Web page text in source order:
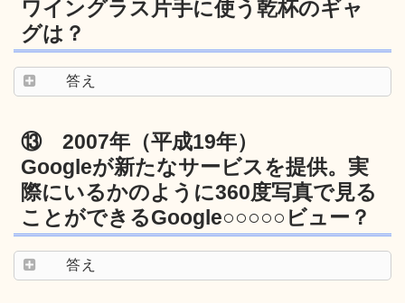
ワイングラス片手に使う乾杯のギャ
グは？
答え
⑬ 2007年（平成19年）
Googleが新たなサービスを提供。実
際にいるかのように360度写真で見る
ことができるGoogle○○○○○ビュー？
答え